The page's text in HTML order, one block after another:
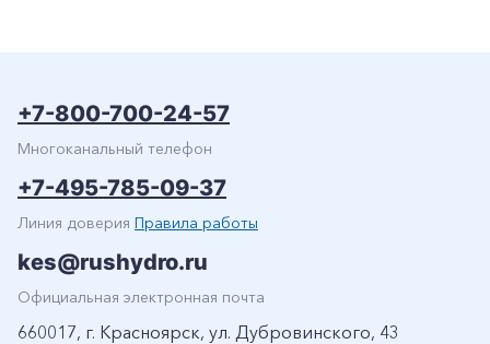
+7-800-700-24-57
Многоканальный телефон
+7-495-785-09-37
Линия доверия Правила работы
kes@rushydro.ru
Официальная электронная почта
660017, г. Красноярск, ул. Дубровинского, 43